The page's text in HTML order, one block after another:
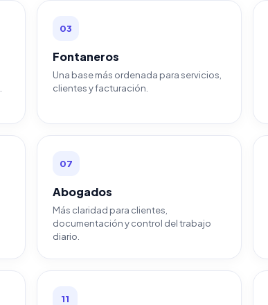
03
Fontaneros
Una base más ordenada para servicios,
clientes y facturación.
07
Abogados
Más claridad para clientes,
documentación y control del trabajo
diario.
11